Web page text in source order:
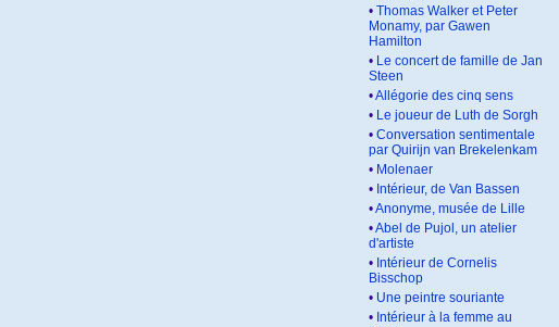
• Thomas Walker et Peter
Monamy, par Gawen
Hamilton
• Le concert de famille de Jan
Steen
•Allégorie des cinq sens
• Le joueur de Luth de Sorgh
• Conversation sentimentale
par Quirijn van Brekelenkam
• Molenaer
• Intérieur, de Van Bassen
•Anonyme, musée de Lille
•Abel de Pujol, un atelier
d'artiste
• Intérieur de Cornelis
Bisschop
• Une peintre souriante
• Intérieur à la femme au